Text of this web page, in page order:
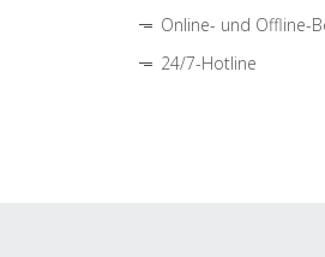
Online- und Offline-
24/7-Hotline